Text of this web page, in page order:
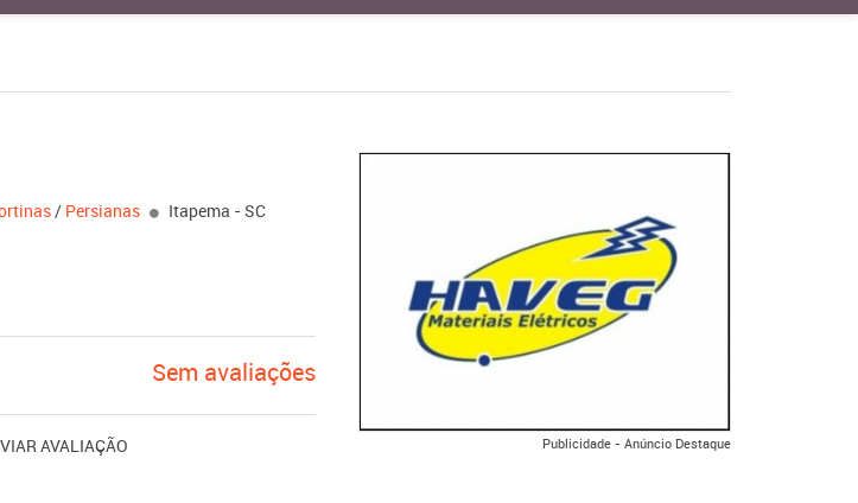
/ Persianas Itapema - SC
Sem avaliações
AVALIAÇÃO Publicidade - Anúncio Destaque